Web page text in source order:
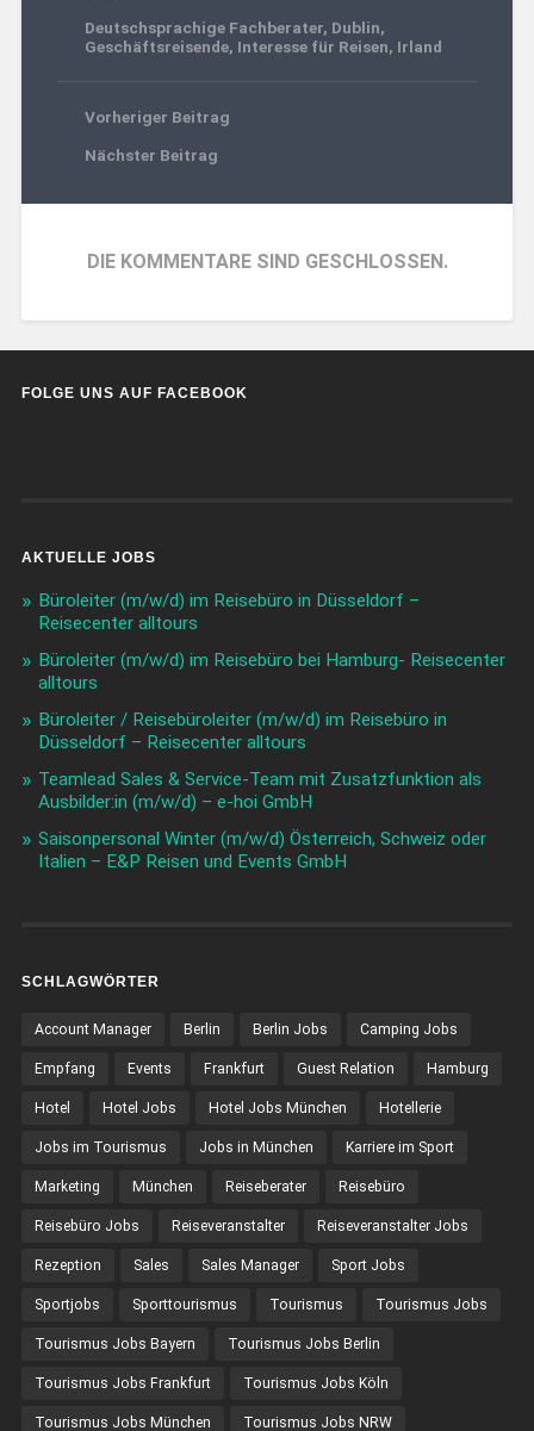
Deutschsprachige Fachberater, Dublin,
Geschäftsreisende, Interesse für Reisen, Irland
Vorheriger Beitrag
Nächster Beitrag
DIE KOMMENTARE SIND GESCHLOSSEN.
FOLGE UNS AUF FACEBOOK
AKTUELLE JOBS
Büroleiter (m/w/d) im Reisebüro in Düsseldorf –
Reisecenter alltours
Büroleiter (m/w/d) im Reisebüro bei Hamburg- Reisecenter
alltours
Büroleiter / Reisebüroleiter (m/w/d) im Reisebüro in
Düsseldorf – Reisecenter alltours
Teamlead Sales & Service-Team mit Zusatzfunktion als
Ausbilder:in (m/w/d) – e-hoi GmbH
Saisonpersonal Winter (m/w/d) Österreich, Schweiz oder
Italien – E&P Reisen und Events GmbH
SCHLAGWÖRTER
Account Manager Berlin Berlin Jobs Camping Jobs
Empfang Events Frankfurt Guest Relation Hamburg
Hotel Hotel Jobs Hotel Jobs München Hotellerie
Jobs im Tourismus Jobs in München Karriere im Sport
Marketing München Reiseberater Reisebüro
Reisebüro Jobs Reiseveranstalter Reiseveranstalter Jobs
Rezeption Sales Sales Manager Sport Jobs
Sportjobs Sporttourismus Tourismus Tourismus Jobs
Tourismus Jobs Bayern Tourismus Jobs Berlin
Tourismus Jobs Frankfurt Tourismus Jobs Köln
Tourismus Jobs München Tourismus Jobs NRW